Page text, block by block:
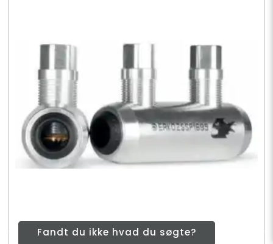
Fandt du ikke hvad du søgte?